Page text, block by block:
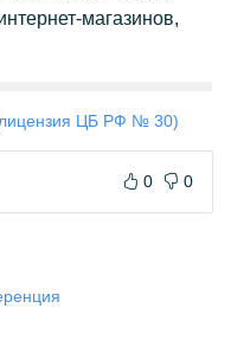
магазинов,
ЦБ РФ № 30)
0 0